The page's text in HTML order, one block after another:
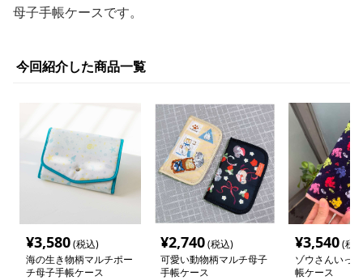
母子手帳ケースです。
今回紹介した商品一覧
¥3,580(税込)
海の生き物柄マルチポー
チ母子手帳ケース
¥2,740(税込)
可愛い動物柄マルチ母子
手帳ケース
¥3,540(税
ゾウさんいっ
帳ケース